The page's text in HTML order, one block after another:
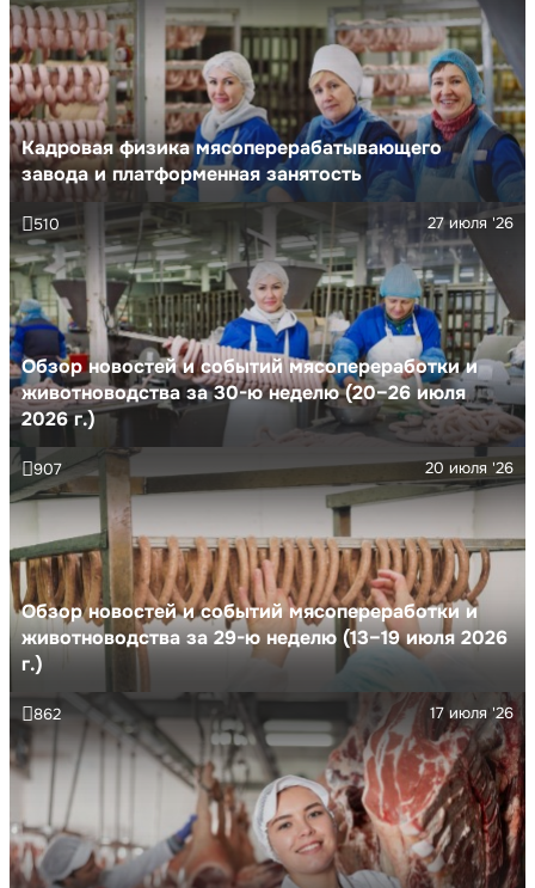
Кадровая физика мясоперерабатывающего
завода и платформенная занятость
Обзор новостей и событий мясопереработки и
животноводства за 30-ю неделю (20–26 июля
2026 г.)
27 июля '26
510
Обзор новостей и событий мясопереработки и
животноводства за 29-ю неделю (13–19 июля 2026
г.)
20 июля '26
907
17 июля '26
862